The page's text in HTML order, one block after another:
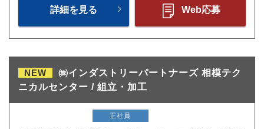
詳細を見る Web応募
NEW
㈱インダストリーパートナーズ 相模テク
ニカルセンター / 組立・加工
正社員